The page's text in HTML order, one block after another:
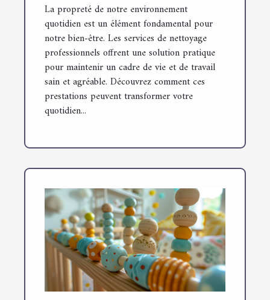
La propreté de notre environnement
quotidien est un élément fondamental pour
notre bien-être. Les services de nettoyage
professionnels offrent une solution pratique
pour maintenir un cadre de vie et de travail
sain et agréable. Découvrez comment ces
prestations peuvent transformer votre
quotidien...